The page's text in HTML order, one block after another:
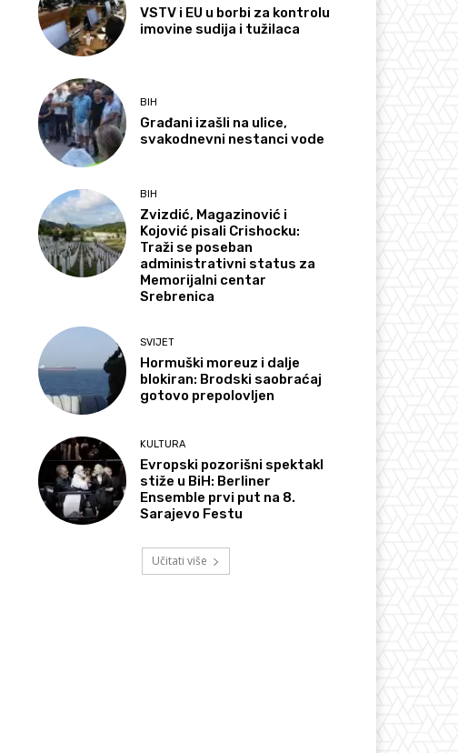
VSTV i EU u borbi za kontrolu
imovine sudija i tužilaca
BIH
Građani izašli na ulice,
svakodnevni nestanci vode
BIH
Zvizdić, Magazinović i
Kojović pisali Crishocku:
Traži se poseban
administrativni status za
Memorijalni centar
Srebrenica
SVIJET
Hormuški moreuz i dalje
blokiran: Brodski saobraćaj
gotovo prepolovljen
KULTURA
Evropski pozorišni spektakl
stiže u BiH: Berliner
Ensemble prvi put na 8.
Sarajevo Festu
Učitati više